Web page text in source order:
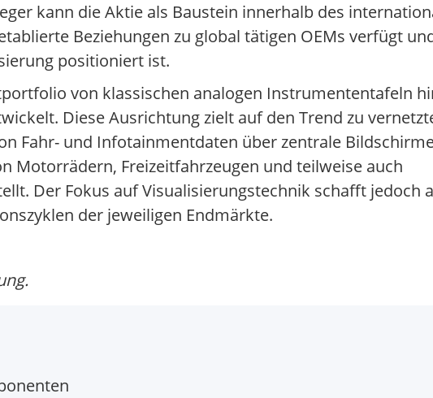
kann die Aktie als Baustein innerhalb des
Beziehungen zu global tätigen OEMs verfügt
positioniert ist.
von klassischen analogen Instrumententafeln
Diese Ausrichtung zielt auf den Trend zu
Fahr- und Infotainmentdaten über zentrale
Motorrädern, Freizeitfahrzeugen und teilweise auch
Der Fokus auf Visualisierungstechnik schafft jedoch
der jeweiligen Endmärkte.